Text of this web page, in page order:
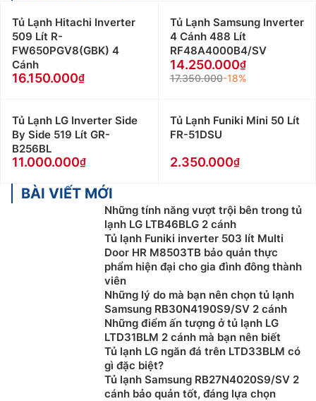
Tủ Lạnh Hitachi Inverter
509 Lít R-
FW650PGV8(GBK) 4
Cánh
16.150.000
Tủ Lạnh Samsung Inverter
4 Cánh 488 Lít
RF48A4000B4/SV
14.250.000
17.350.000-18%
Tủ Lạnh LG Inverter Side
By Side 519 Lít GR-
B256BL
11.000.000
Tủ Lạnh Funiki Mini 50 Lít
FR-51DSU
2.350.000
BÀI VIẾT MỚI
Những tính năng vượt trội bên trong tủ
lạnh LG LTB46BLG 2 cánh
Tủ lạnh Funiki inverter 503 lít Multi
Door HR M8503TB bảo quản thực
phẩm hiện đại cho gia đình đông thành
viên
Những lý do mà bạn nên chọn tủ lạnh
Samsung RB30N4190S9/SV 2 cánh
Những điểm ấn tượng ở tủ lạnh LG
LTD31BLM 2 cánh mà bạn nên biết
Tủ lạnh LG ngăn đá trên LTD33BLM có
gì đặc biệt?
Tủ lạnh Samsung RB27N4020S9/SV 2
cánh bảo quản tốt, đáng lựa chọn